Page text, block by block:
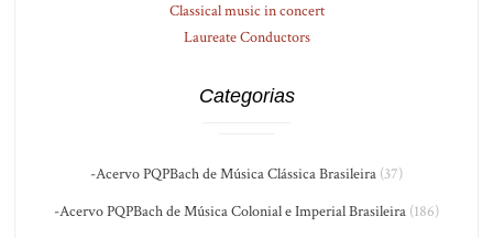
Classical music in concert
Laureate Conductors
Categorias
-Acervo PQPBach de Música Clássica Brasileira (37)
-Acervo PQPBach de Música Colonial e Imperial Brasileira (186)